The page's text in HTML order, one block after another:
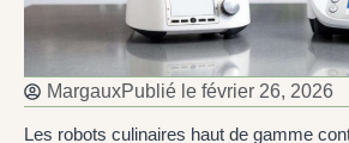
MargauxPublié le février 26, 2026
Les robots culinaires haut de gamme